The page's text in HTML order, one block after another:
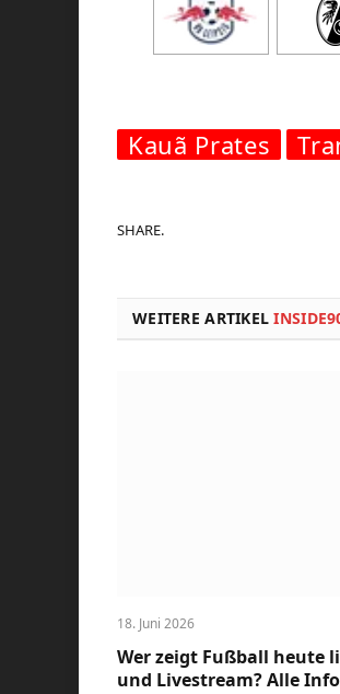
Kauã Prates
SHARE.
WEITERE ARTIKEL
18. Juni 2026
Wer zeigt Fußball heute
und Livestream? Alle